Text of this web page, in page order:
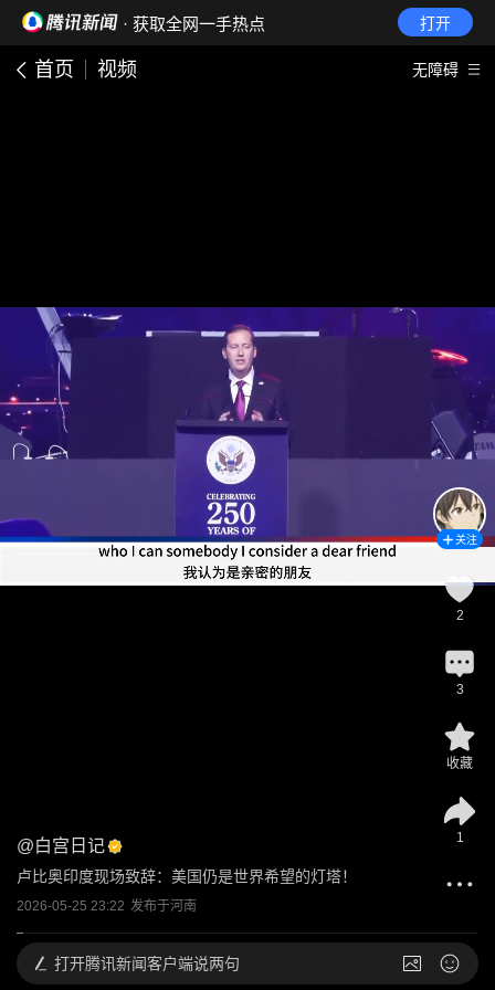
· 获取全网一手热点 打开
首页 视频 无障碍
@白宫日记
卢比奥印度现场致辞：美国仍是世界希望的灯塔！
2026-05-25 23:22 发布于河南
关注
2
3
收藏
1
打开腾讯新闻客户端说两句